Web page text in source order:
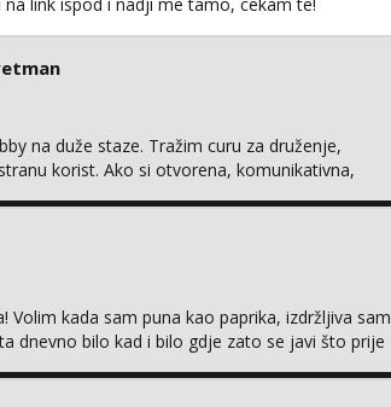
na duže staze. Tražim curu za druženje,
korist. Ako si otvorena, komunikativna,
kada sam puna kao paprika, izdržljiva sam
dnevno bilo kad i bilo gdje zato se javi što prije